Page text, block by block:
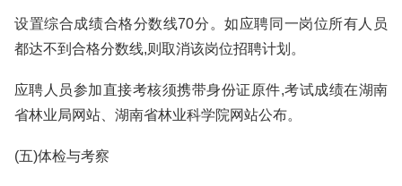
设置综合成绩合格分数线70分。如应聘同一岗位所有人员
都达不到合格分数线,则取消该岗位招聘计划。
应聘人员参加直接考核须携带身份证原件,考试成绩在湖南
省林业局网站、湖南省林业科学院网站公布。
(五)体检与考察